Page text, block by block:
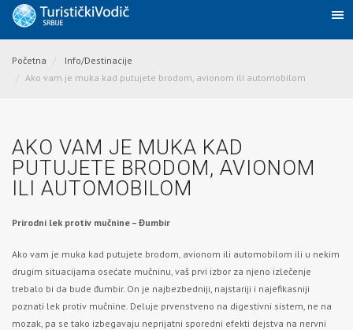
Početna
Info/Destinacije
Ako vam je muka kad putujete brodom, avionom ili automobilom
AKO VAM JE MUKA KAD
PUTUJETE BRODOM, AVIONOM
ILI AUTOMOBILOM
Prirodni lek protiv mučnine – Đumbir
Ako vam je muka kad putujete brodom, avionom ili automobilom ili u nekim
drugim situacijama osećate mučninu, vaš prvi izbor za njeno izlečenje
trebalo bi da bude đumbir. On je najbezbedniji, najstariji i najefikasniji
poznati lek protiv mučnine. Deluje prvenstveno na digestivni sistem, ne na
mozak, pa se tako izbegavaju neprijatni sporedni efekti dejstva na nervni